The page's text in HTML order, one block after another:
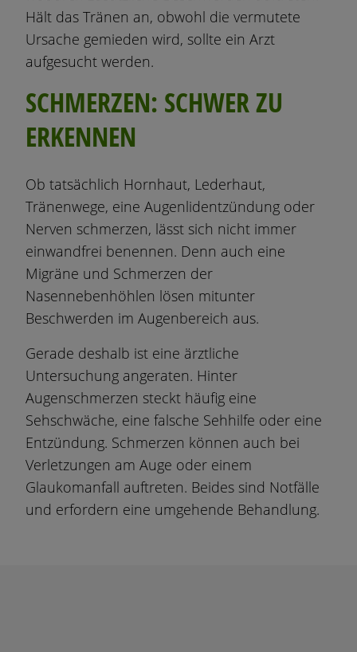
Hält das Tränen an, obwohl die vermutete
Ursache gemieden wird, sollte ein Arzt
aufgesucht werden.
SCHMERZEN: SCHWER ZU
ERKENNEN
Ob tatsächlich Hornhaut, Lederhaut,
Tränenwege, eine Augenlidentzündung oder
Nerven schmerzen, lässt sich nicht immer
einwandfrei benennen. Denn auch eine
Migräne und Schmerzen der
Nasennebenhöhlen lösen mitunter
Beschwerden im Augenbereich aus.
Gerade deshalb ist eine ärztliche
Untersuchung angeraten. Hinter
Augenschmerzen steckt häufig eine
Sehschwäche, eine falsche Sehhilfe oder eine
Entzündung. Schmerzen können auch bei
Verletzungen am Auge oder einem
Glaukomanfall auftreten. Beides sind Notfälle
und erfordern eine umgehende Behandlung.